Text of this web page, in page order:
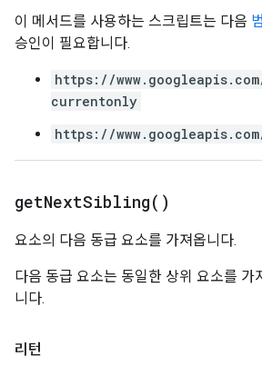
이 메서드를 사용하는 스크립트는 다음
승인이 필요합니다.
https://
currentonly
https://
getNextSibling( )
요소의 다음 동급 요소를 가져옵니다.
다음 동급 요소는 동일한 상위 요소를 가
니다.
리턴